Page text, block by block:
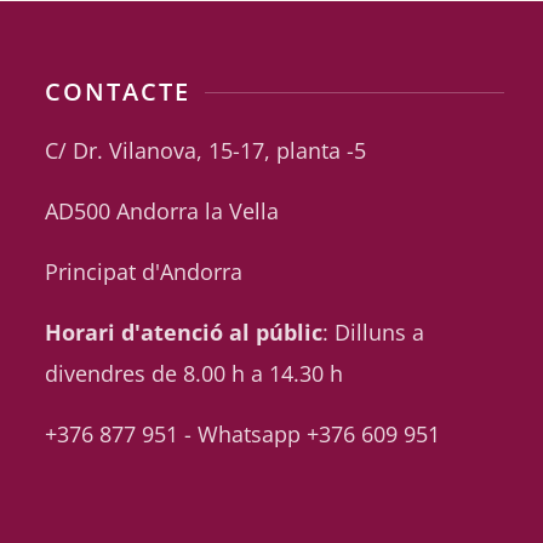
CONTACTE
C/ Dr. Vilanova, 15-17, planta -5
AD500 Andorra la Vella
Principat d'Andorra
Horari d'atenció al públic: Dilluns a
divendres de 8.00 h a 14.30 h
+376 877 951 - Whatsapp +376 609 951